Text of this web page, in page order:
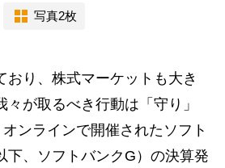
写真2枚
おり、株式マーケットも大き
が取るべき行動は「守り」
ンラインで開催されたソフト
下、ソフトバンクG）の決算発